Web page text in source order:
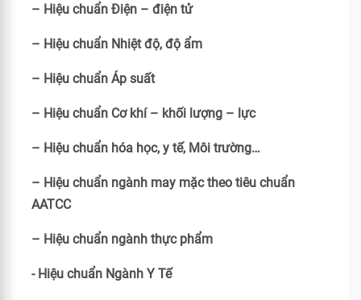
– Hiệu chuẩn Điện – điện tử
– Hiệu chuẩn Nhiệt độ, độ ẩm
– Hiệu chuẩn Áp suất
– Hiệu chuẩn Cơ khí – khối lượng – lực
– Hiệu chuẩn hóa học, y tế, Môi trường…
– Hiệu chuẩn ngành may mặc theo tiêu chuẩn
AATCC
– Hiệu chuẩn ngành thực phẩm
- Hiệu chuẩn Ngành Y Tế